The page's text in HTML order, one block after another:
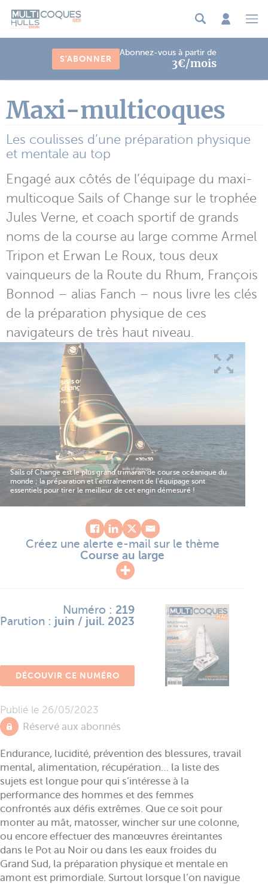
S'ABONNER
Abonnez-vous à partir de
3€/mois
Maxi-multicoques
Les coulisses d’une préparation physique
et mentale au top
Engagé aux côtés de l’équipage du maxi-
multicoque Sails of Change sur le trophée
Jules Verne, et coach sportif de grands
noms de la course au large comme Armel
Tripon et Erwan Le Roux, tous deux
vainqueurs de la Route du Rhum, François
Bonnod – alias Fanch – nous livre les clés
de la préparation physique de ces
navigateurs de très haut niveau.
Sails of Change est le plus grand trimaran de course océanique du
monde ; la préparation et l’entraînement de l’équipage sont
essentiels pour tirer le meilleur de cet engin démesuré !
Créez une alerte e-mail sur le thème
Course au large
Publié le 26/05/2023
Réservé aux abonnés
Numéro : 219
Parution : juin / juil. 2023
DÉCOUVIR CE NUMÉRO
Endurance, lucidité, prévention des blessures, travail
mental, alimentation, récupération… la liste des
sujets est longue pour qui s’intéresse à la
performance des hommes et des femmes
confrontés aux défis extrêmes. Que ce soit pour
monter au mât, matosser, wincher sur une colonne,
ou encore effectuer des manœuvres éreintantes
dans le Pot au Noir ou dans les eaux froides du
Grand Sud, la préparation physique et mentale en
amont est primordiale. Surtout lorsque l’on navigue